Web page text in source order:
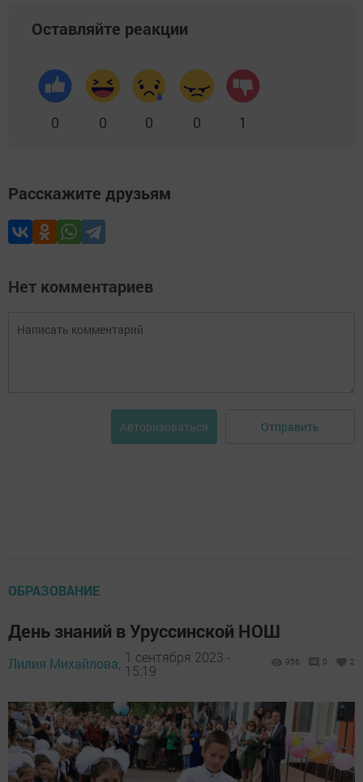
Оставляйте реакции
0 0 0 0 1
Расскажите друзьям
Нет комментариев
Авторизоваться Отправить
ОБРАЗОВАНИЕ
День знаний в Уруссинской НОШ
Лилия Михайлова, 1 сентября 2023 -
15:19
956 0 2